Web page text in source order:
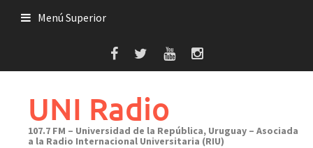
Menú Superior
UNI Radio
107.7 FM – Universidad de la República, Uruguay – Asociada
a la Radio Internacional Universitaria (RIU)